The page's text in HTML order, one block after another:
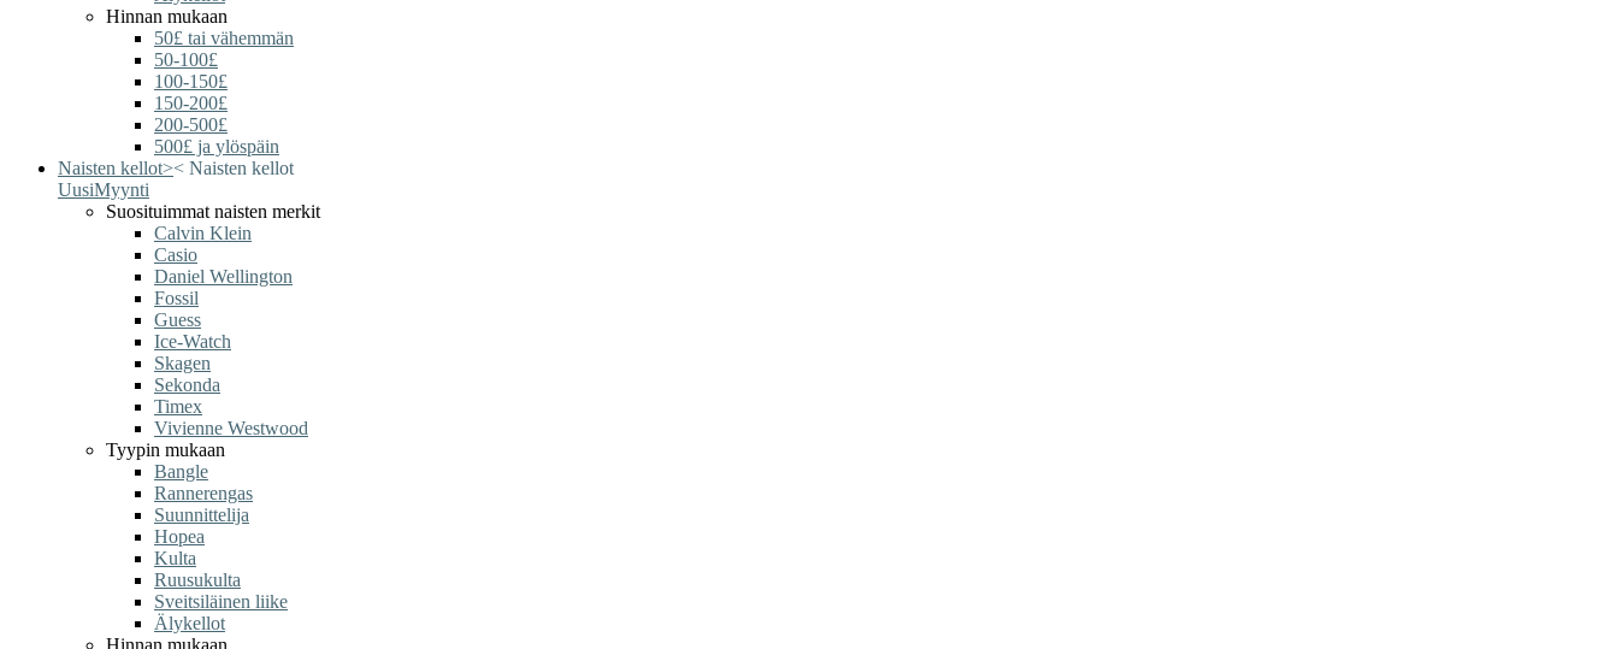
Hinnan mukaan
50£ tai vähemmän
50-100£
100-150£
150-200£
200-500£
500£ ja ylöspäin
Naisten kellot>< Naisten kellot
UusiMyynti
Suosituimmat naisten merkit
Calvin Klein
Casio
Daniel Wellington
Fossil
Guess
Ice-Watch
Skagen
Sekonda
Timex
Vivienne Westwood
Tyypin mukaan
Bangle
Rannerengas
Suunnittelija
Hopea
Kulta
Ruusukulta
Sveitsiläinen liike
Älykellot
Hinnan mukaan